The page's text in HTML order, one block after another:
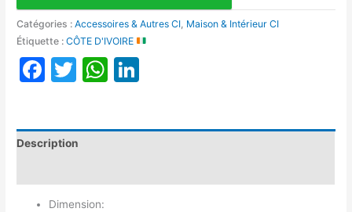
Catégories :Accessoires & Autres CI Maison & Intérieur CI
Étiquette :CÔTE D'IVOIRE
Facebook
TwitterWhatsApp
Description
Dimension: